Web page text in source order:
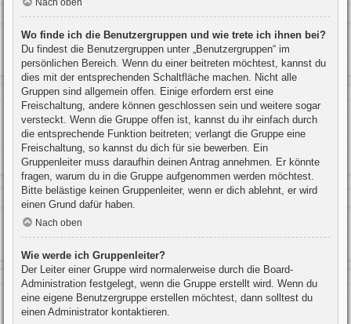
Wo finde ich die Benutzergruppen und wie trete ich ihnen bei?
Du findest die Benutzergruppen unter „Benutzergruppen“ im
persönlichen Bereich. Wenn du einer beitreten möchtest, kannst du
dies mit der entsprechenden Schaltfläche machen. Nicht alle
Gruppen sind allgemein offen. Einige erfordern erst eine
Freischaltung, andere können geschlossen sein und weitere sogar
versteckt. Wenn die Gruppe offen ist, kannst du ihr einfach durch
die entsprechende Funktion beitreten; verlangt die Gruppe eine
Freischaltung, so kannst du dich für sie bewerben. Ein
Gruppenleiter muss daraufhin deinen Antrag annehmen. Er könnte
fragen, warum du in die Gruppe aufgenommen werden möchtest.
Bitte belästige keinen Gruppenleiter, wenn er dich ablehnt, er wird
einen Grund dafür haben.
Nach oben
Wie werde ich Gruppenleiter?
Der Leiter einer Gruppe wird normalerweise durch die Board-
Administration festgelegt, wenn die Gruppe erstellt wird. Wenn du
eine eigene Benutzergruppe erstellen möchtest, dann solltest du
einen Administrator kontaktieren.